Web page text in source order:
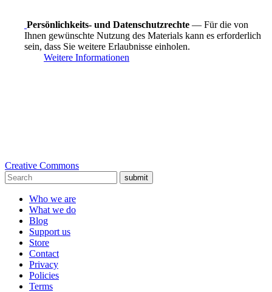
Persönlichkeits- und Datenschutzrechte — Für die von
Ihnen gewünschte Nutzung des Materials kann es erforderlich
sein, dass Sie weitere Erlaubnisse einholen.
Weitere Informationen
Creative Commons
submit
Who we are
What we do
Blog
Support us
Store
Contact
Privacy
Policies
Terms